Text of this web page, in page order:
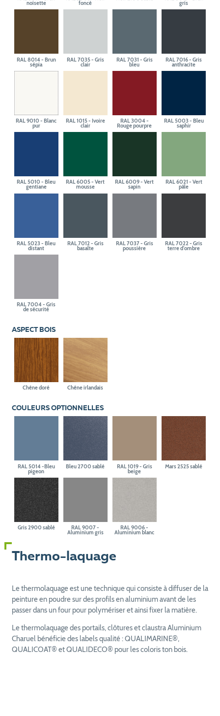
noisette foncé gris
RAL 8014 - Brun
sépia
RAL 7035 - Gris
clair
RAL 7031 - Gris
bleu
RAL 7016 - Gris
anthracite
RAL 9010 - Blanc
pur
RAL 1015 - Ivoire
clair
RAL 3004 -
Rouge pourpre
RAL 5003 - Bleu
saphir
RAL 5010 - Bleu
gentiane
RAL 6005 - Vert
mousse
RAL 6009 - Vert
sapin
RAL 6021 - Vert
pâle
RAL 5023 - Bleu
distant
RAL 7012 - Gris
basalte
RAL 7037 - Gris
poussière
RAL 7022 - Gris
terre d'ombre
RAL 7004 - Gris
de sécurité
ASPECT BOIS
Chêne doré Chêne irlandais
COULEURS OPTIONNELLES
RAL 5014 -Bleu
pigeon
Bleu 2700 sablé RAL 1019 - Gris
beige
Mars 2525 sablé
Gris 2900 sablé RAL 9007 -
Aluminium gris
RAL 9006 -
Aluminium blanc
Thermo-laquage
Le thermolaquage est une technique qui consiste à diffuser de la
peinture en poudre sur des profils en aluminium avant de les
passer dans un four pour polymériser et ainsi fixer la matière.
Le thermolaquage des portails, clôtures et claustra Aluminium
Charuel bénéficie des labels qualité : QUALIMARINE®,
QUALICOAT® et QUALIDECO® pour les coloris ton bois.